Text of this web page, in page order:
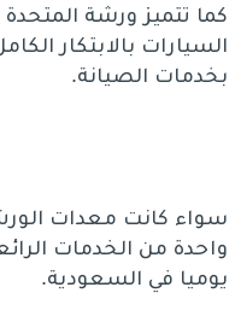
كما تتميز ورشة
السيارات بالابتكار
بخدمات الصيانة.
سواء كانت معدات
واحدة من الخدمات
يوميا في السعودية.